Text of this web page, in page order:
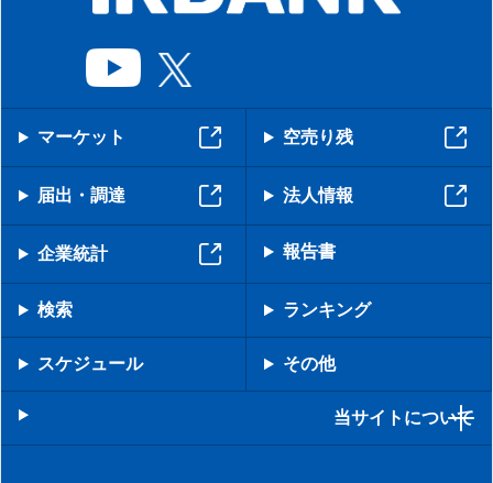
マーケット 空売り残
届出・調達 法人情報
企業統計 報告書
検索 ランキング
スケジュール その他
当サイトについて